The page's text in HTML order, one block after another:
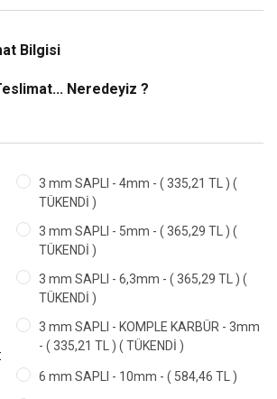
Bilgisi
Neredeyiz ?
3 mm SAPLI - 4mm - ( 335,21 TL ) (
TÜKENDİ )
3 mm SAPLI - 5mm - ( 365,29 TL ) (
TÜKENDİ )
3 mm SAPLI - 6,3mm - ( 365,29 TL ) (
TÜKENDİ )
3 mm SAPLI - KOMPLE KARBÜR - 3mm
- ( 335,21 TL ) ( TÜKENDİ )
6 mm SAPLI - 10mm - ( 584,46 TL )